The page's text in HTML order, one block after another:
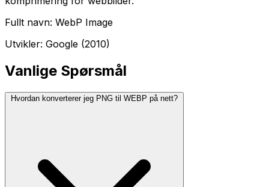
Fullt navn: WebP Image
Utvikler: Google (2010)
Vanlige Spørsmål
Hvordan konverterer jeg PNG til WEBP på nett?